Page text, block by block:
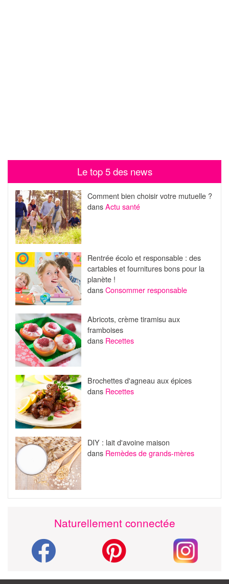
Le top 5 des news
Comment bien choisir votre mutuelle ?
dansActu santé
Rentrée écolo et responsable : des
cartables et fournitures bons pour la
planète !
dansConsommer responsable
Abricots, crème tiramisu aux
framboises
dans Recettes
Brochettes d'agneau aux épices
dans Recettes
DIY : lait d'avoine maison
dans Remèdes de grands-mères
Naturellement connectée